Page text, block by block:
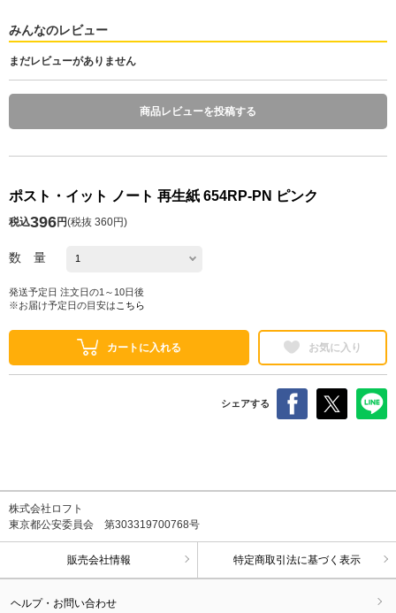
みんなのレビュー
まだレビューがありません
商品レビューを投稿する
ポスト・イット ノート 再生紙 654RP-PN ピンク
税込396円(税抜 360円)
数 量
発送予定日 注文日の1～10日後
※お届け予定日の目安は こちら
カートに入れる お気に入り
シェアする
株式会社ロフト
東京都公安委員会 第303319700768号
販売会社情報 特定商取引法に基づく表示
ヘルプ・お問い合わせ